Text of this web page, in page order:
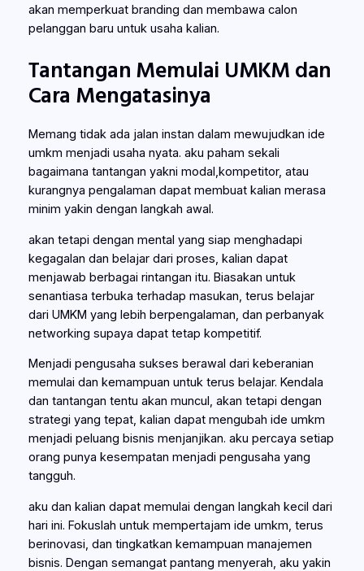
akan memperkuat branding dan membawa calon
pelanggan baru untuk usaha kalian.
Tantangan Memulai UMKM dan
Cara Mengatasinya
Memang tidak ada jalan instan dalam mewujudkan ide
umkm menjadi usaha nyata. aku paham sekali
bagaimana tantangan yakni modal,kompetitor, atau
kurangnya pengalaman dapat membuat kalian merasa
minim yakin dengan langkah awal.
akan tetapi dengan mental yang siap menghadapi
kegagalan dan belajar dari proses, kalian dapat
menjawab berbagai rintangan itu. Biasakan untuk
senantiasa terbuka terhadap masukan, terus belajar
dari UMKM yang lebih berpengalaman, dan perbanyak
networking supaya dapat tetap kompetitif.
Menjadi pengusaha sukses berawal dari keberanian
memulai dan kemampuan untuk terus belajar. Kendala
dan tantangan tentu akan muncul, akan tetapi dengan
strategi yang tepat, kalian dapat mengubah ide umkm
menjadi peluang bisnis menjanjikan. aku percaya setiap
orang punya kesempatan menjadi pengusaha yang
tangguh.
aku dan kalian dapat memulai dengan langkah kecil dari
hari ini. Fokuslah untuk mempertajam ide umkm, terus
berinovasi, dan tingkatkan kemampuan manajemen
bisnis. Dengan semangat pantang menyerah, aku yakin